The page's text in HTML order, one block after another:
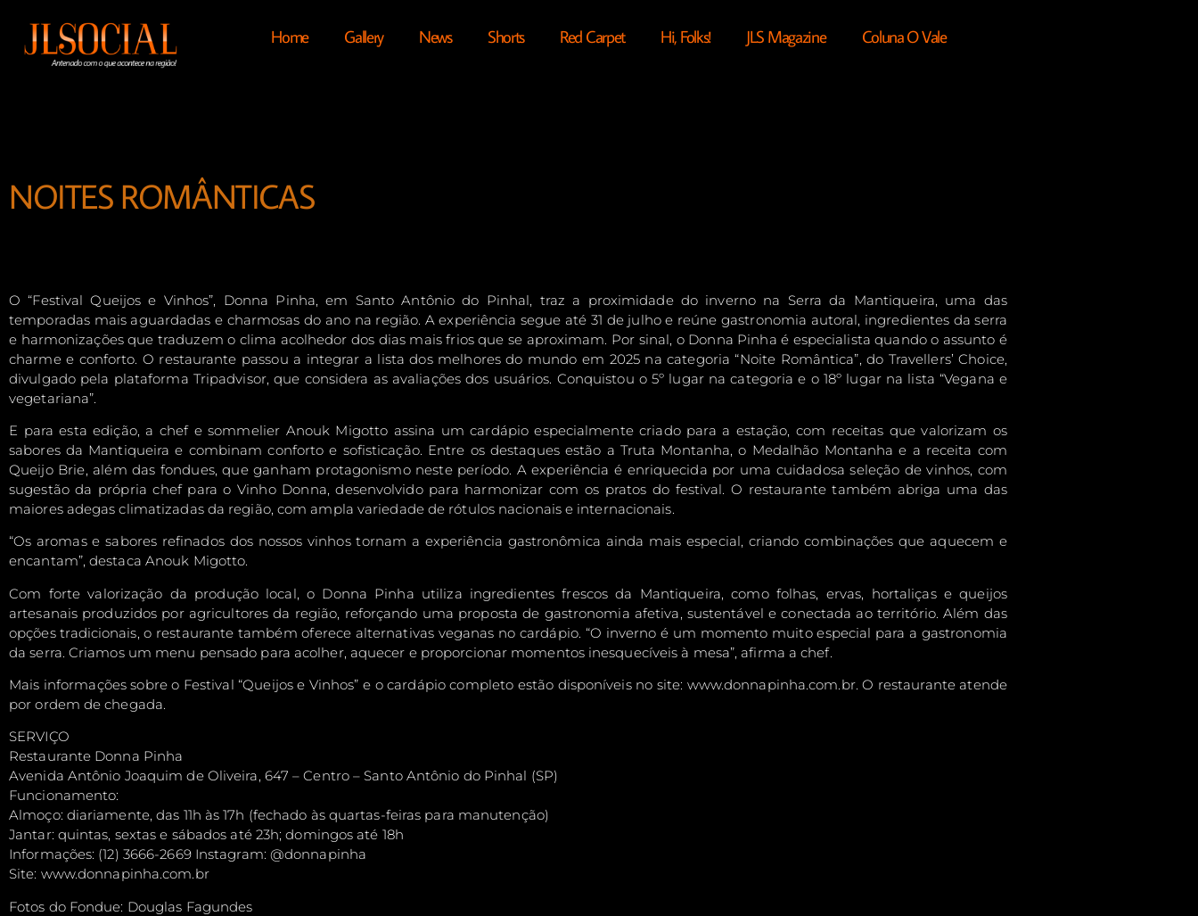
Home Gallery News Shorts Red Carpet Hi, Folks! JLS Magazine Coluna O Vale
NOITES ROMÂNTICAS
O “Festival Queijos e Vinhos”, Donna Pinha, em Santo Antônio do Pinhal, traz a proximidade do inverno na Serra da Mantiqueira, uma das
temporadas mais aguardadas e charmosas do ano na região. A experiência segue até 31 de julho e reúne gastronomia autoral, ingredientes da serra
e harmonizações que traduzem o clima acolhedor dos dias mais frios que se aproximam. Por sinal, o Donna Pinha é especialista quando o assunto é
charme e conforto. O restaurante passou a integrar a lista dos melhores do mundo em 2025 na categoria “Noite Romântica”, do Travellers’ Choice,
divulgado pela plataforma Tripadvisor, que considera as avaliações dos usuários. Conquistou o 5º lugar na categoria e o 18º lugar na lista “Vegana e
vegetariana”.
E para esta edição, a chef e sommelier Anouk Migotto assina um cardápio especialmente criado para a estação, com receitas que valorizam os
sabores da Mantiqueira e combinam conforto e sofisticação. Entre os destaques estão a Truta Montanha, o Medalhão Montanha e a receita com
Queijo Brie, além das fondues, que ganham protagonismo neste período. A experiência é enriquecida por uma cuidadosa seleção de vinhos, com
sugestão da própria chef para o Vinho Donna, desenvolvido para harmonizar com os pratos do festival. O restaurante também abriga uma das
maiores adegas climatizadas da região, com ampla variedade de rótulos nacionais e internacionais.
“Os aromas e sabores refinados dos nossos vinhos tornam a experiência gastronômica ainda mais especial, criando combinações que aquecem e
encantam”, destaca Anouk Migotto.
Com forte valorização da produção local, o Donna Pinha utiliza ingredientes frescos da Mantiqueira, como folhas, ervas, hortaliças e queijos
artesanais produzidos por agricultores da região, reforçando uma proposta de gastronomia afetiva, sustentável e conectada ao território. Além das
opções tradicionais, o restaurante também oferece alternativas veganas no cardápio. “O inverno é um momento muito especial para a gastronomia
da serra. Criamos um menu pensado para acolher, aquecer e proporcionar momentos inesquecíveis à mesa”, afirma a chef.
Mais informações sobre o Festival “Queijos e Vinhos” e o cardápio completo estão disponíveis no site: www.donnapinha.com.br. O restaurante atende
por ordem de chegada.
SERVIÇO
Restaurante Donna Pinha
Avenida Antônio Joaquim de Oliveira, 647 – Centro – Santo Antônio do Pinhal (SP)
Funcionamento:
Almoço: diariamente, das 11h às 17h (fechado às quartas-feiras para manutenção)
Jantar: quintas, sextas e sábados até 23h; domingos até 18h
Informações: (12) 3666-2669 Instagram: @donnapinha
Site: www.donnapinha.com.br
Fotos do Fondue: Douglas Fagundes